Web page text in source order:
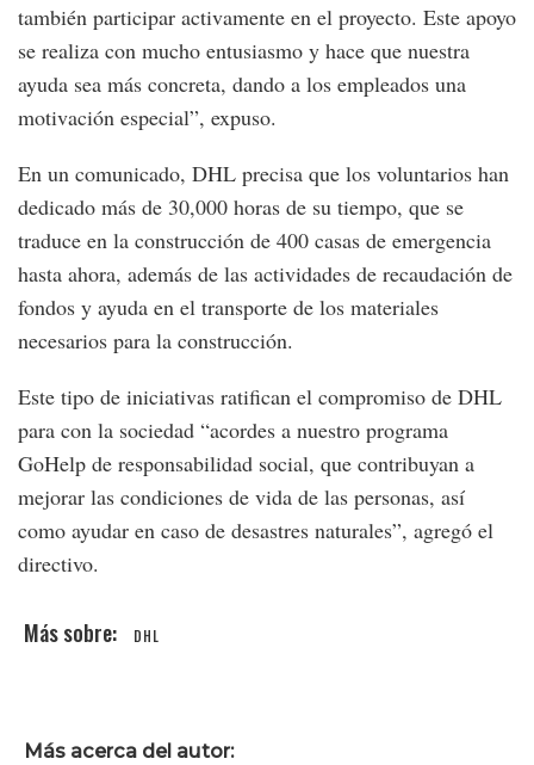
también participar activamente en el proyecto. Este apoyo
se realiza con mucho entusiasmo y hace que nuestra
ayuda sea más concreta, dando a los empleados una
motivación especial”, expuso.
En un comunicado, DHL precisa que los voluntarios han
dedicado más de 30,000 horas de su tiempo, que se
traduce en la construcción de 400 casas de emergencia
hasta ahora, además de las actividades de recaudación de
fondos y ayuda en el transporte de los materiales
necesarios para la construcción.
Este tipo de iniciativas ratifican el compromiso de DHL
para con la sociedad “acordes a nuestro programa
GoHelp de responsabilidad social, que contribuyan a
mejorar las condiciones de vida de las personas, así
como ayudar en caso de desastres naturales”, agregó el
directivo.
DHL
Más acerca del autor: